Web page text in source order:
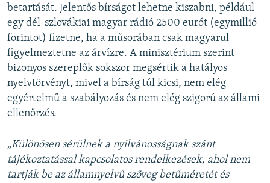
betartását. Jelentős bírságot lehetne kiszabni, például
egy dél-szlovákiai magyar rádió 2500 eurót (egymillió
forintot) fizetne, ha a műsorában csak magyarul
figyelmeztetne az árvízre. A minisztérium szerint
bizonyos szereplők sokszor megsértik a hatályos
nyelvtörvényt, mivel a bírság túl kicsi, nem elég
egyértelmű a szabályozás és nem elég szigorú az állami
ellenőrzés.
„Különösen sérülnek a nyilvánosságnak szánt
tájékoztatással kapcsolatos rendelkezések, ahol nem
tartják be az államnyelvű szöveg betűméretét és